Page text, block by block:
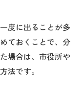
度に出ることが多
ておくことで、分
場合は、市役所や
法です。